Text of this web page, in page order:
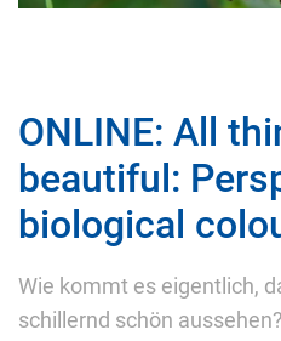
ONLINE: All
beautiful:
biological
Wie kommt es eigentlich,
schillernd schön